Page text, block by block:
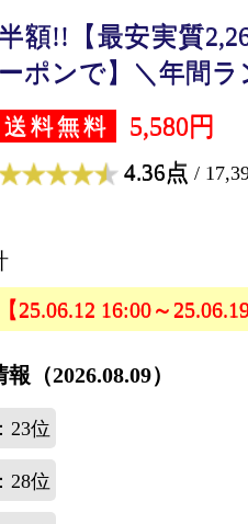
額!!【最安実質
ーポンで】＼年間ラ
送料無料 5,580円
4.36点 /
25.06.12 16:00～
（2026.08.09）
23位
28位